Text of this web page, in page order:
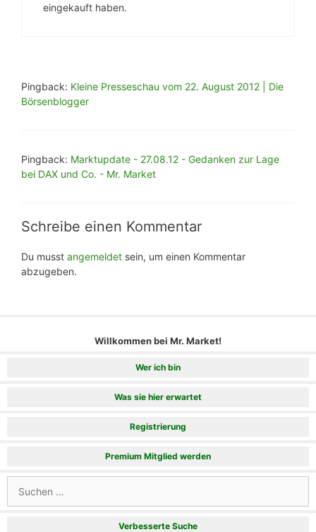
eingekauft haben.
Pingback: Kleine Presseschau vom 22. August 2012 | Die
Börsenblogger
Pingback: Marktupdate - 27.08.12 - Gedanken zur Lage
bei DAX und Co. - Mr. Market
Schreibe einen Kommentar
Du musst angemeldet sein, um einen Kommentar
abzugeben.
Willkommen bei Mr. Market!
Wer ich bin
Was sie hier erwartet
Registrierung
Premium Mitglied werden
nach:
Verbesserte Suche